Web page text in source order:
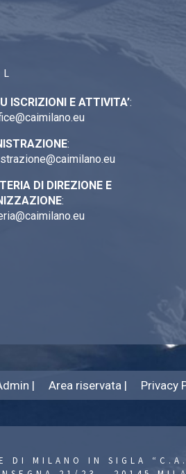
ISCRIZIONI E ATTIVITA’:
:
DI DIREZIONE E
:
| Area riservata | Privacy
DI MILANO IN SIGLA